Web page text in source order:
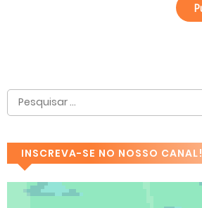
INSCREVA-SE NO NOSSO CANAL!